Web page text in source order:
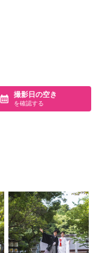
撮影日の空き
を確認する